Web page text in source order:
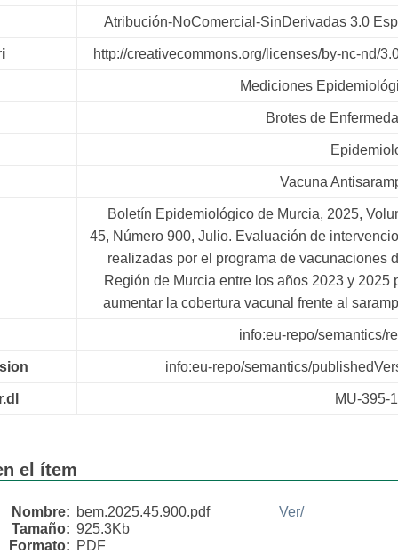
Atribución-NoComercial-SinDerivadas 3.0
http://creativecommons.org/licenses/by-nc-nd/
Mediciones
Brotes de
Vacuna
Boletín Epidemiológico de Murcia, 2025,
45, Número 900, Julio. Evaluación de
realizadas por el programa de vacunaciones
Región de Murcia entre los años 2023 y 2025
aumentar la cobertura vacunal frente al
info:eu-repo/semantics/
info:eu-repo/semantics/
MU-395-
el ítem
Nombre: bem.2025.45.900.pdf
Tamaño: 925.3Kb
Formato: PDF
Ver/